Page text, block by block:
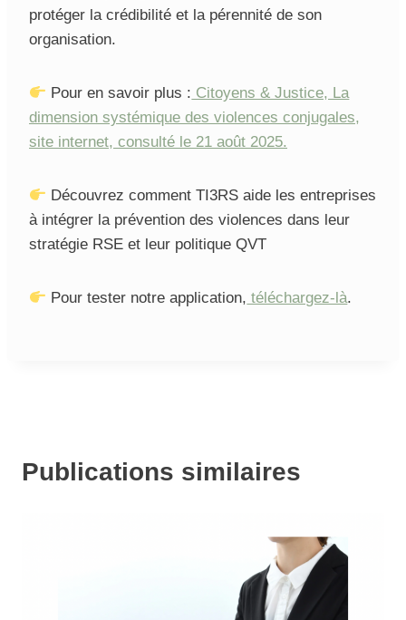
protéger la crédibilité et la pérennité de son
organisation.
Pour en savoir plus : Citoyens & Justice, La
dimension systémique des violences conjugales,
site internet, consulté le 21 août 2025.
Découvrez comment TI3RS aide les entreprises
à intégrer la prévention des violences dans leur
stratégie RSE et leur politique QVT
Pour tester notre application, téléchargez-là.
Publications similaires